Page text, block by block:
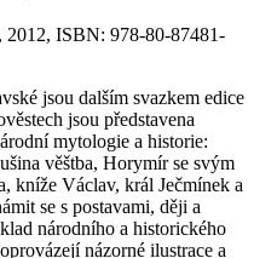
ISBN: 978-80-87481-
jsou dalším svazkem edice
jsou představena
mytologie a historie:
věštba, Horymír se svým
kníže Václav, král Ječmínek a
se s postavami, ději a
národního a historického
názorné ilustrace a